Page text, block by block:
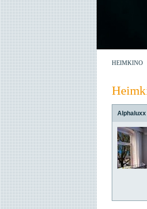
HEIMKINO
Alphaluxx